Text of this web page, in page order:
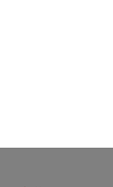
Alfa Romeo. 280 CP, tracțiune
PHEV Veloce îmbină performanța